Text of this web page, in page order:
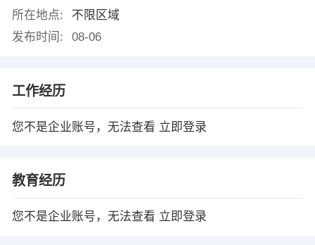
所在地点:
不限区域
发布时间:
08-06
工作经历
您不是企业账号，无法查看 立即登录
教育经历
您不是企业账号，无法查看 立即登录